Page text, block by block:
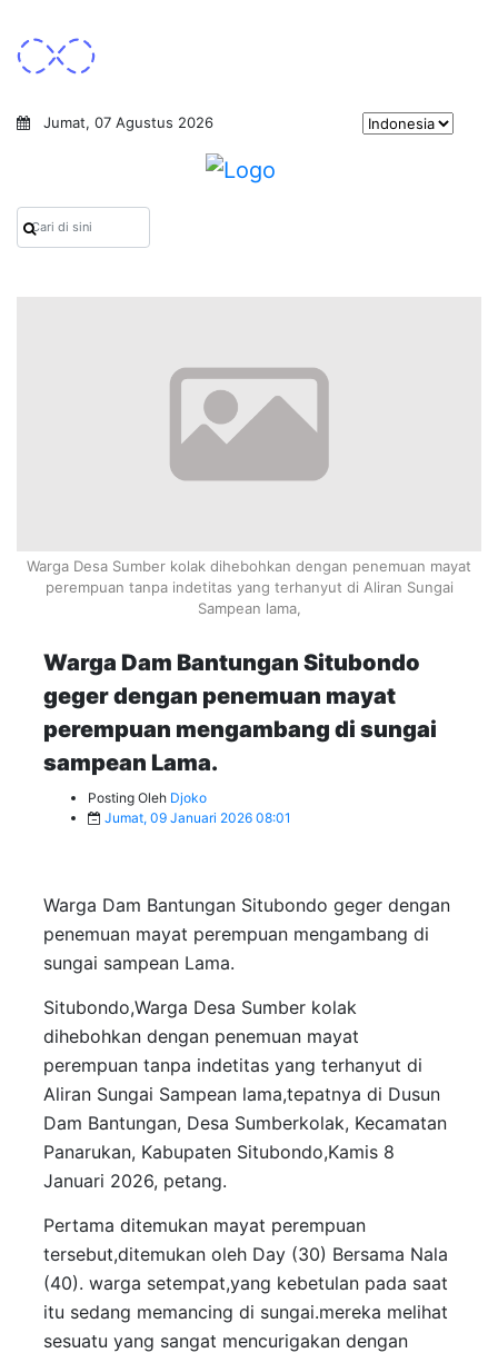
Jumat, 07 Agustus 2026
Warga Desa Sumber kolak dihebohkan dengan penemuan mayat
perempuan tanpa indetitas yang terhanyut di Aliran Sungai
Sampean lama,
Warga Dam Bantungan Situbondo
geger dengan penemuan mayat
perempuan mengambang di sungai
sampean Lama.
Posting Oleh Djoko
Jumat, 09 Januari 2026 08:01
Warga Dam Bantungan Situbondo geger dengan
penemuan mayat perempuan mengambang di
sungai sampean Lama.
Situbondo,Warga Desa Sumber kolak
dihebohkan dengan penemuan mayat
perempuan tanpa indetitas yang terhanyut di
Aliran Sungai Sampean lama,tepatnya di Dusun
Dam Bantungan, Desa Sumberkolak, Kecamatan
Panarukan, Kabupaten Situbondo,Kamis 8
Januari 2026, petang.
Pertama ditemukan mayat perempuan
tersebut,ditemukan oleh Day (30) Bersama Nala
(40). warga setempat,yang kebetulan pada saat
itu sedang memancing di sungai.mereka melihat
sesuatu yang sangat mencurigakan dengan